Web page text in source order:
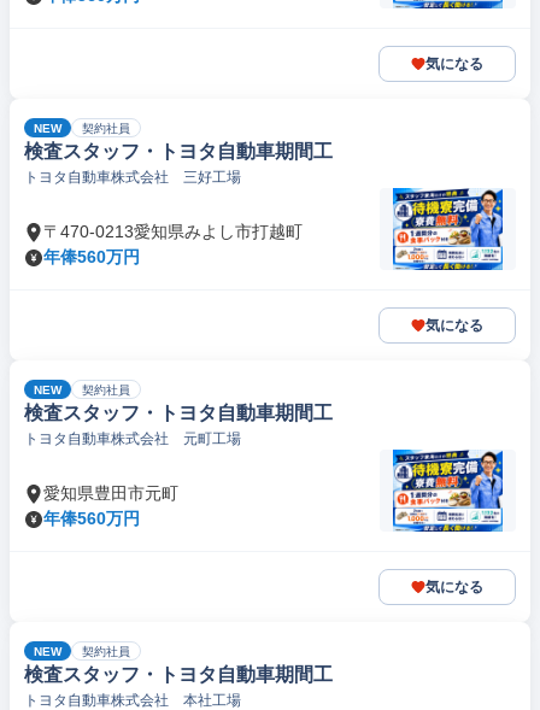
気になる
NEW 契約社員
検査スタッフ・トヨタ自動車期間工
トヨタ自動車株式会社 三好工場
〒470-0213愛知県みよし市打越町
年俸560万円
気になる
NEW 契約社員
検査スタッフ・トヨタ自動車期間工
トヨタ自動車株式会社 元町工場
愛知県豊田市元町
年俸560万円
気になる
NEW 契約社員
検査スタッフ・トヨタ自動車期間工
トヨタ自動車株式会社 本社工場